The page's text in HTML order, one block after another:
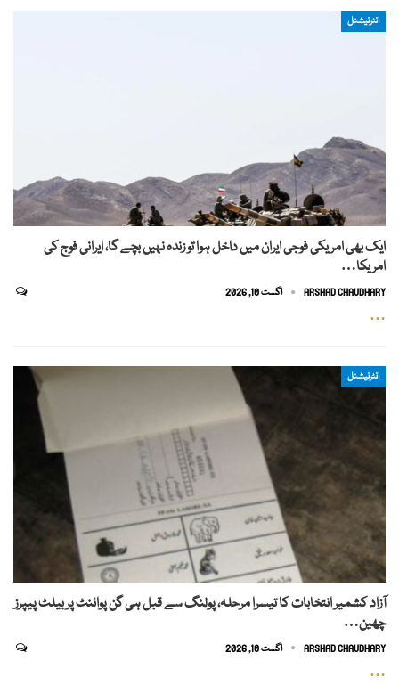
انٹرنیشنل
ایک بھی امریکی فوجی ایران میں داخل ہوا تو زندہ نہیں بچے گا، ایرانی فوج کی
امریکا…
ARSHAD CHAUDHARY اگست 10, 2026
…
انٹرنیشنل
آزاد کشمیر انتخابات کا تیسرا مرحلہ، پولنگ سے قبل ہی گن پوائنٹ پر بیلٹ پیپرز
چھین…
ARSHAD CHAUDHARY اگست 10, 2026
…